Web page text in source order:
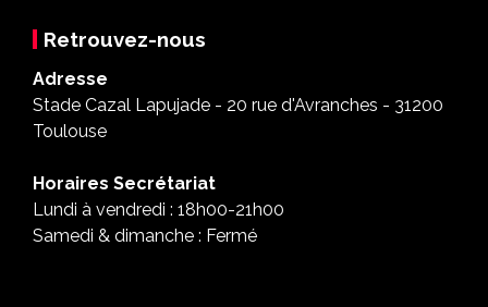
Retrouvez-nous
Adresse
Stade Cazal Lapujade - 20 rue d'Avranches - 31200
Toulouse
Horaires Secrétariat
Lundi à vendredi : 18h00-21h00
Samedi & dimanche : Fermé